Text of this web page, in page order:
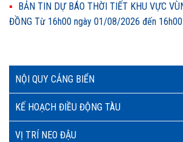
NỘI QUY CẢNG BIỂN
KẾ HOẠCH ĐIỀU ĐỘNG TÀU
VỊ TRÍ NEO ĐẬU
BẢN TIN DỰ BÁO THỜI TIẾT KHU VỰC
ĐỒNG Từ 16h00 ngày 01/08/2026 đến